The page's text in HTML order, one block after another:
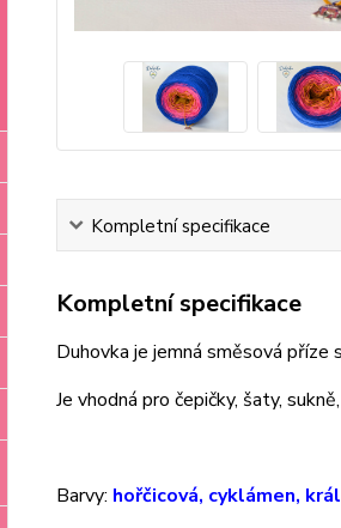
Kompletní specifikace
Kompletní specifikace
Duhovka je jemná směsová příze
Je vhodná pro čepičky, šaty,
Barvy: hořčicová, cyklámen,